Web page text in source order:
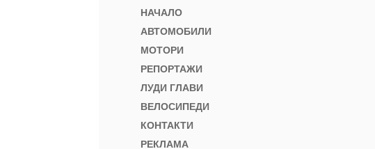
НАЧАЛО
АВТОМОБИЛИ
МОТОРИ
РЕПОРТАЖИ
ЛУДИ ГЛАВИ
ВЕЛОСИПЕДИ
КОНТАКТИ
РЕКЛАМА